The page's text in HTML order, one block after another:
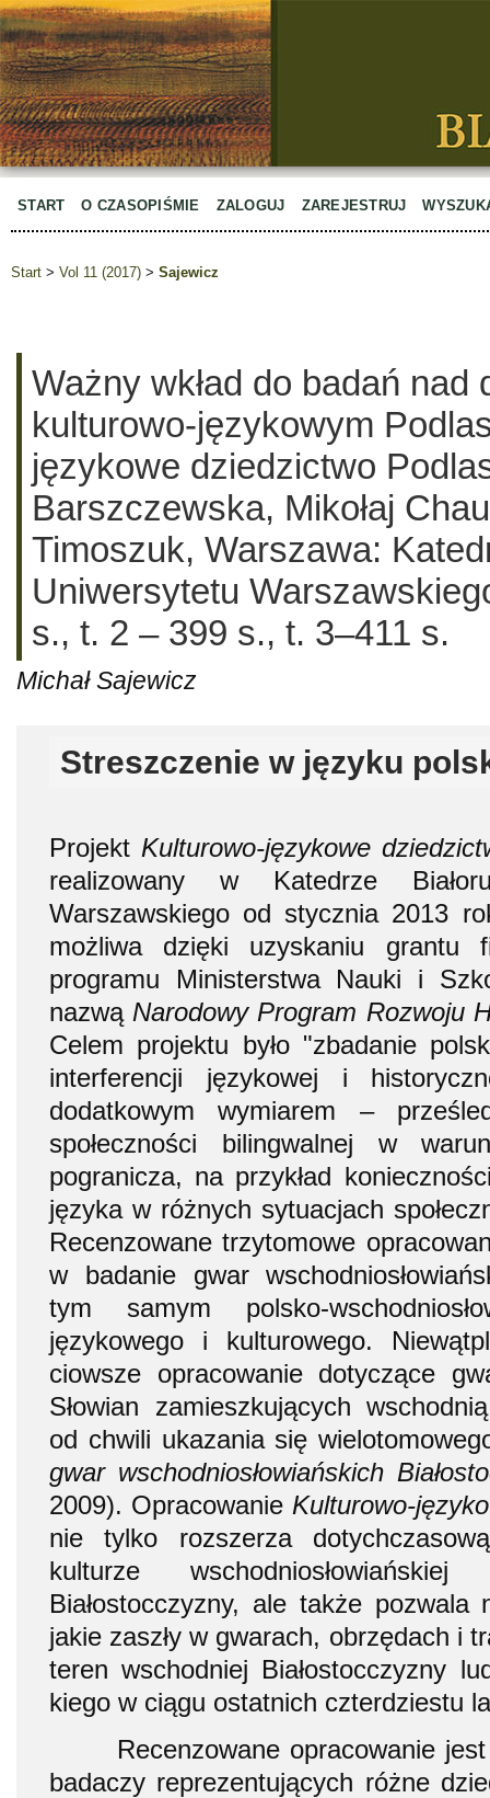
START O CZASOPIŚMIE ZALOGUJ ZAREJESTRUJ
Start > Vol 11 (2017) > Sajewicz
Ważny wkład do badań nad
kulturowo-językowym
językowe dziedzictwo
Barszczewska, Mikołaj
Timoszuk, Warszawa:
Uniwersytetu
s., t. 2 – 399 s., t. 3–411 s.
Michał Sajewicz
Streszczenie w języku
Projekt Kulturowo-językowe
realizowany w Katedrze
Warszawskiego od stycznia 2013
możliwa dzięki uzyskaniu grantu
programu Ministerstwa Nauki i
nazwą Narodowy Program Rozwoju
Celem projektu było "zbadanie
interferencji językowej i
dodatkowym wymiarem –
społeczności bilingwalnej w
pogranicza, na przykład
języka w różnych sytuacjach
Recenzowane trzytomowe
w badanie gwar
tym samym polsko-
językowego i kulturowego.
ciowsze opracowanie dotyczące
Słowian zamieszkujących
od chwili ukazania się
gwar wschodniosłowiańskich
2009). Opracowanie Kulturowo-
nie tylko rozszerza
kulturze
Białostocczyzny, ale także po­zwala
jakie zaszły w gwa­rach, obrzę­dach i
teren wschodniej Białostocczyzny
kiego w ciągu ostatnich czterdziestu
Recenzowane opracowanie jest
badaczy reprezentujących różne